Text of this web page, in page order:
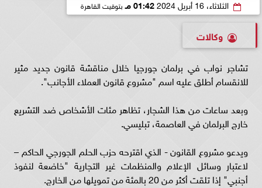
الثلاثاء، 16 أبريل 2024 01:42 مـ بتوقيت القاهرة
وكالات
تشاجر نواب في برلمان جورجيا خلال مناقشة قانون جديد مثير
للانقسام أطلق عليه اسم "مشروع قانون العملاء الأجانب".
وبعد ساعات من هذا الشجار، تظاهر مئات الأشخاص ضد التشريع
خارج البرلمان في العاصمة، تبليسي.
ويدعو مشروع القانون - الذي اقترحه حزب الحلم الجورجي الحاكم –
لاعتبار وسائل الإعلام والمنظمات غير التجارية "خاضعة لنفوذ
أجنبي" إذا تلقت أكثر من 20 بالمئة من تمويلها من الخارج.